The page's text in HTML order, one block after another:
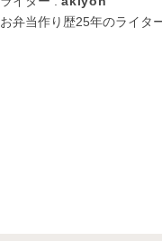
お弁当作り歴25年のライタ